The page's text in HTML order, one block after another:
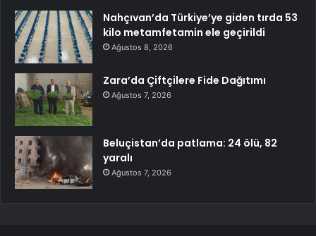
Nahçıvan’da Türkiye’ye giden tırda 53
kilo metamfetamin ele geçirildi
Ağustos 8, 2026
Zara’da Çiftçilere Fide Dağıtımı
Ağustos 7, 2026
Beluçistan’da patlama: 24 ölü, 82
yaralı
Ağustos 7, 2026